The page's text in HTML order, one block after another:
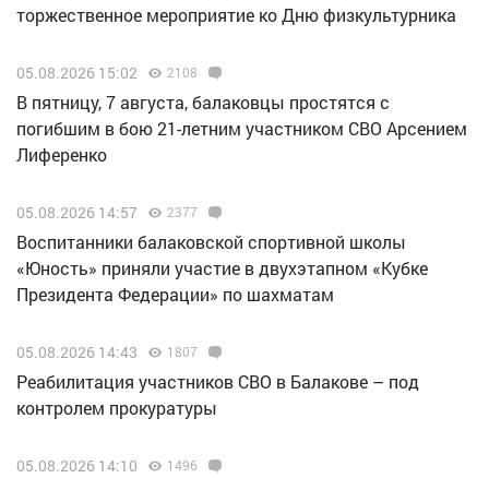
торжественное мероприятие ко Дню физкультурника
05.08.2026 15:02 2108
В пятницу, 7 августа, балаковцы простятся с
погибшим в бою 21-летним участником СВО Арсением
Лиференко
05.08.2026 14:57 2377
Воспитанники балаковской спортивной школы
«Юность» приняли участие в двухэтапном «Кубке
Президента Федерации» по шахматам
05.08.2026 14:43 1807
Реабилитация участников СВО в Балакове – под
контролем прокуратуры
05.08.2026 14:10 1496